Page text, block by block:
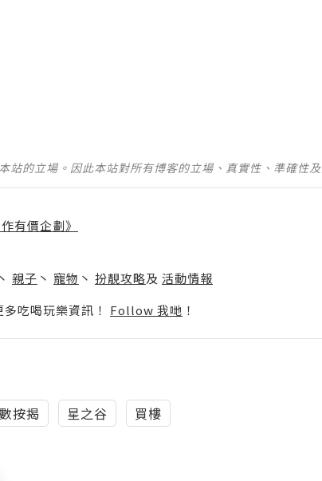
站的立場。因此本站對所有博客的立場、真實性、準確性
有價企劃》
丶 親子 丶 寵物 丶 扮靚攻略及 活動情報
吃喝玩樂資訊！ Follow 我哋 ！
按揭 星之谷 買樓